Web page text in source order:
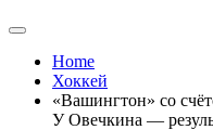
Home
Хоккей
«Вашингтон» со
У Овечкина —